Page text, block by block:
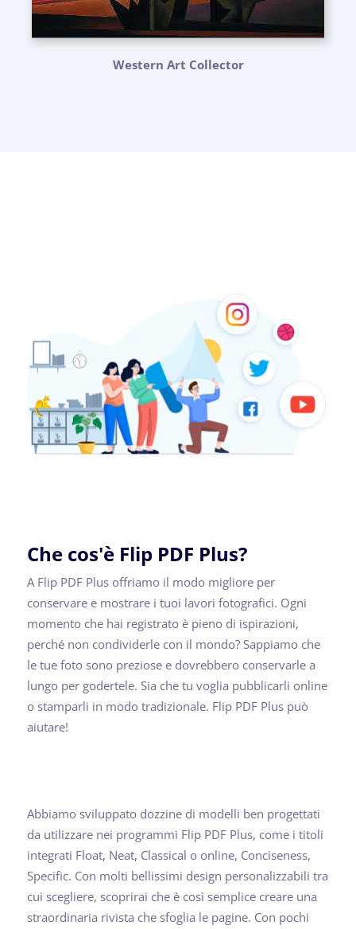
Western Art Collector
Che cos'è Flip PDF Plus?
A Flip PDF Plus offriamo il modo migliore per
conservare e mostrare i tuoi lavori fotografici. Ogni
momento che hai registrato è pieno di ispirazioni,
perché non condividerle con il mondo? Sappiamo che
le tue foto sono preziose e dovrebbero conservarle a
lungo per godertele. Sia che tu voglia pubblicarli online
o stamparli in modo tradizionale. Flip PDF Plus può
aiutare!
Abbiamo sviluppato dozzine di modelli ben progettati
da utilizzare nei programmi Flip PDF Plus, come i titoli
integrati Float, Neat, Classical o online, Conciseness,
Specific. Con molti bellissimi design personalizzabili tra
cui scegliere, scoprirai che è così semplice creare una
straordinaria rivista che sfoglia le pagine. Con pochi